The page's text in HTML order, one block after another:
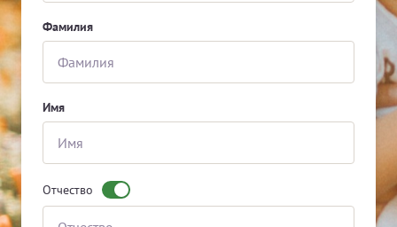
Фамилия
Имя
Отчество